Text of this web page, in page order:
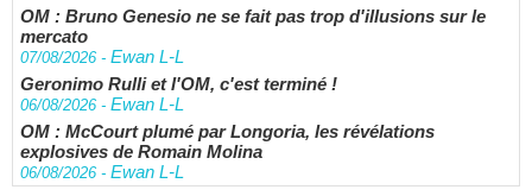
OM : Bruno Genesio ne se fait pas trop d'illusions sur le
mercato
07/08/2026 - Ewan L-L
Geronimo Rulli et l'OM, c'est terminé !
06/08/2026 - Ewan L-L
OM : McCourt plumé par Longoria, les révélations
explosives de Romain Molina
06/08/2026 - Ewan L-L